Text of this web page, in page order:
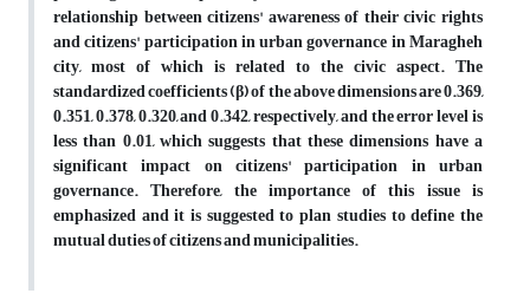
relationship between citizens' awareness of their civic rights
and citizens' participation in urban governance in Maragheh
city, most of which is related to the civic aspect. The
standardized coefficients (β) of the above dimensions are 0.369,
0.351, 0.378, 0.320, and 0.342, respectively, and the error level is
less than 0.01, which suggests that these dimensions have a
significant impact on citizens' participation in urban
governance. Therefore, the importance of this issue is
emphasized and it is suggested to plan studies to define the
mutual duties of citizens and municipalities.